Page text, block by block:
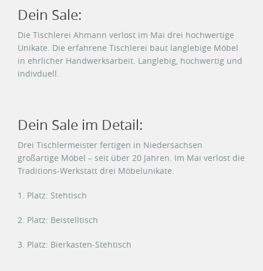
Dein Sale:
Die Tischlerei Ahmann verlost im Mai drei hochwertige
Unikate. Die erfahrene Tischlerei baut langlebige Möbel
in ehrlicher Handwerksarbeit. Langlebig, hochwertig und
indivduell.
Dein Sale im Detail:
Drei Tischlermeister fertigen in Niedersachsen
großartige Möbel – seit über 20 Jahren. Im Mai verlost die
Traditions-Werkstatt drei Möbelunikate:
1. Platz: Stehtisch
2. Platz: Beistelltisch
3. Platz: Bierkasten-Stehtisch